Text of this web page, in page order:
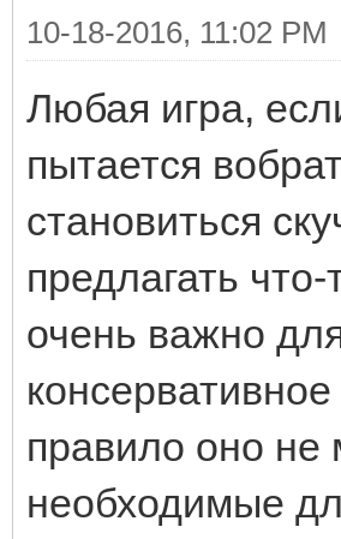
10-18-2016, 11:02 PM
Любая игра,
пытается
становиться
предлагать
очень важно
правило оно не
необходимые